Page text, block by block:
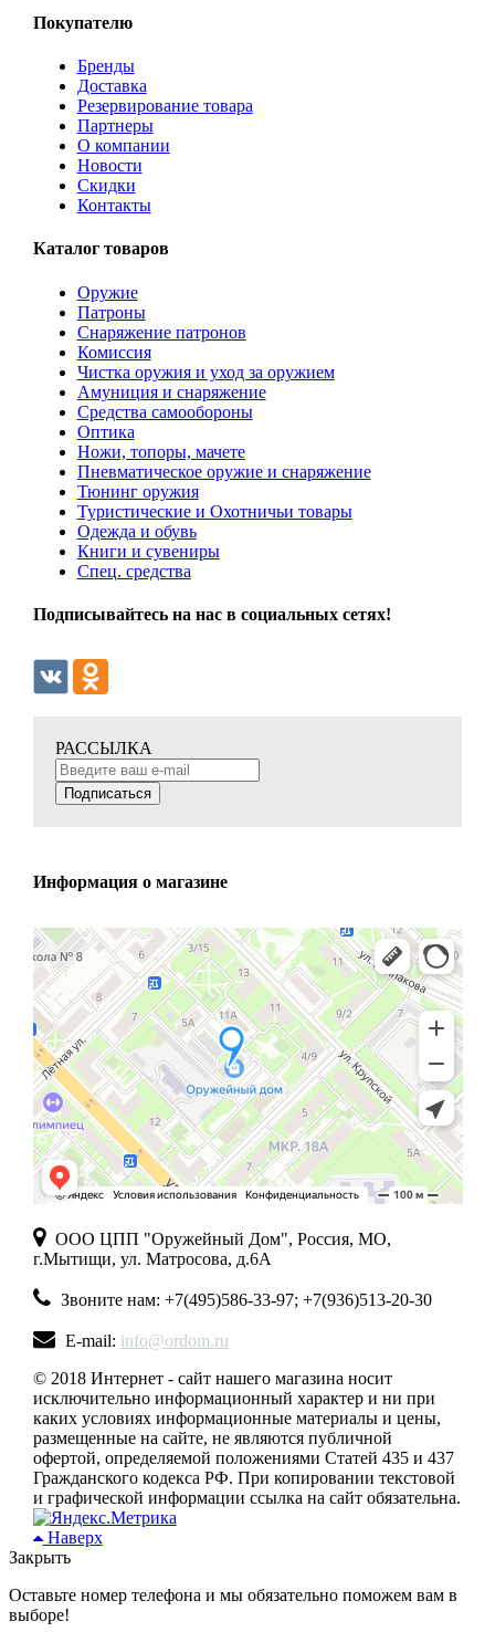
Покупателю
Бренды
Доставка
Резервирование товара
Партнеры
О компании
Новости
Скидки
Контакты
Каталог товаров
Оружие
Патроны
Снаряжение патронов
Комиссия
Чистка оружия и уход за оружием
Амуниция и снаряжение
Средства самообороны
Оптика
Ножи, топоры, мачете
Пневматическое оружие и снаряжение
Тюнинг оружия
Туристические и Охотничьи товары
Одежда и обувь
Книги и сувениры
Спец. средства
Подписывайтесь на нас в социальных сетях!
РАССЫЛКА
Подписаться
Информация о магазине
ООО ЦПП "Оружейный Дом", Россия, МО,
г.Мытищи, ул. Матросова, д.6А
Звоните нам: +7(495)586-33-97; +7(936)513-20-30
E-mail: info@ordom.ru
© 2018 Интернет - сайт нашего магазина носит
исключительно информационный характер и ни при
каких условиях информационные материалы и цены,
размещенные на сайте, не являются публичной
офертой, определяемой положениями Статей 435 и 437
Гражданского кодекса РФ. При копировании текстовой
и графической информации ссылка на сайт обязательна.
Наверх
Закрыть
Оставьте номер телефона и мы обязательно поможем вам в
выборе!